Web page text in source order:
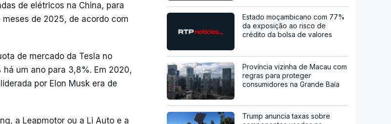
de elétricos na China, para
de 2025, de acordo com
de mercado da Tesla no
um ano para 3,8%. Em 2020,
por Elon Musk era de
a Leapmotor ou a Li Auto e a
Estado moçambicano com 77%
da exposição ao risco de
crédito da bolsa de valores
Província vizinha de Macau com
regras para proteger
consumidores na Grande Baía
Trump anuncia taxas sobre